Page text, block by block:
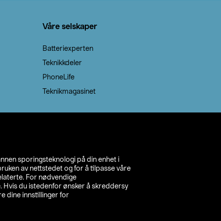
sporingsteknologi på din enhet i
av nettstedet og for å tilpasse våre
For nødvendige
Hvis du istedenfor ønsker å skreddersy
dine innstillinger for
Våre selskaper
Batteriexperten
Teknikkdeler
PhoneLife
Teknikmagasinet